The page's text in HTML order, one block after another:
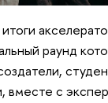
раунд
вместе с